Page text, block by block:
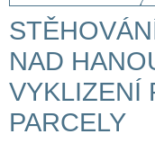
NAD
VYKLIZENÍ
PARCELY